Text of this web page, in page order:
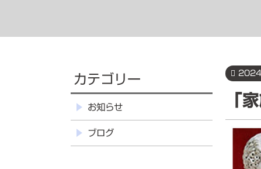
「
カテゴリー
お知らせ
ブログ